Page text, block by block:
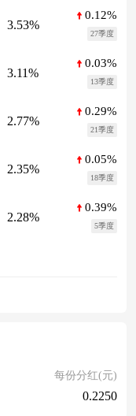
3.53%
0.12%
27季度
3.11%
0.03%
13季度
2.77%
0.29%
21季度
2.35%
0.05%
18季度
2.28%
0.39%
5季度
每份分红(元)
0.2250